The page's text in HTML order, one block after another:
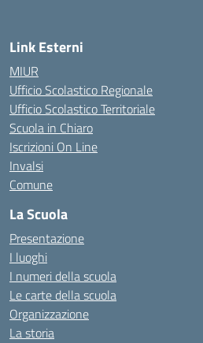
Link Esterni
MIUR
Ufficio Scolastico Regionale
Ufficio Scolastico Territoriale
Scuola in Chiaro
Iscrizioni On Line
Invalsi
Comune
La Scuola
Presentazione
I luoghi
I numeri della scuola
Le carte della scuola
Organizzazione
La storia